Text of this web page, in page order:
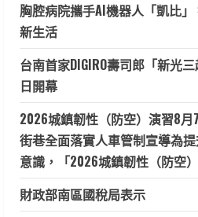
胸腔病院攜手AI機器人「凱比」
新生活
台南首家DIGIRO壽司郎「新光
日開幕
2026城鎮韌性（防空）演習8
街巷全面落實人車管制宣導為
意識，「2026城鎮韌性（防空）
財政部南區國稅局表示